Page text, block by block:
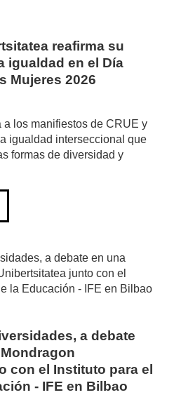
reafirma su
igualdad en el Día
Mujeres 2026
a los manifiestos de CRUE y
igualdad interseccional que
formas de diversidad y
a debate
con el Instituto para el
- IFE en Bilbao